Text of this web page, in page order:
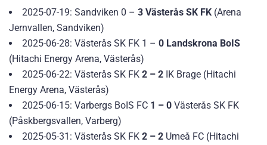
2025-07-19: Sandviken 0 – 3 Västerås SK FK (Arena
Jernvallen, Sandviken)
2025-06-28: Västerås SK FK 1 – 0 Landskrona BoIS
(Hitachi Energy Arena, Västerås)
2025-06-22: Västerås SK FK 2 – 2 IK Brage (Hitachi
Energy Arena, Västerås)
2025-06-15: Varbergs BoIS FC 1 – 0 Västerås SK FK
(Påskbergsvallen, Varberg)
2025-05-31: Västerås SK FK 2 – 2 Umeå FC (Hitachi